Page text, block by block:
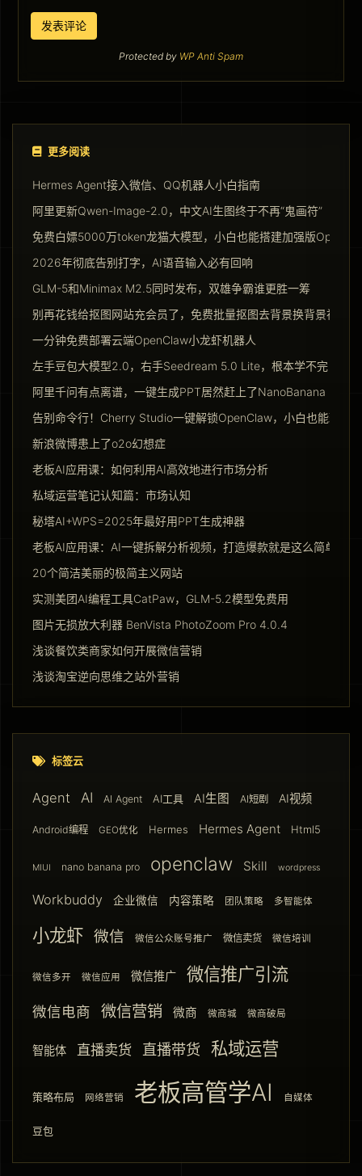
Protected by WP Anti Spam
更多阅读
Hermes Agent接入微信、QQ机器人小白指南
阿里更新Qwen-Image-2.0，中文AI生图终于不再“鬼画符”
免费白嫖5000万token龙猫大模型，小白也能搭建加强版
2026年彻底告别打字，AI语音输入必有回响
GLM-5和Minimax M2.5同时发布，双雄争霸谁更胜一筹
别再花钱给抠图网站充会员了，免费批量抠图去背景换背景神器
一分钟免费部署云端OpenClaw小龙虾机器人
左手豆包大模型2.0，右手Seedream 5.0 Lite，根本学不完
阿里千问有点离谱，一键生成PPT居然赶上了NanoBanana Pro
告别命令行！Cherry Studio一键解锁OpenClaw，小白也能玩转
新浪微博患上了o2o幻想症
老板AI应用课：如何利用AI高效地进行市场分析
私域运营笔记认知篇：市场认知
秘塔AI+WPS=2025年最好用PPT生成神器
老板AI应用课：AI一键拆解分析视频，打造爆款就是这么简单
20个简洁美丽的极简主义网站
实测美团AI编程工具CatPaw，GLM-5.2模型免费用
图片无损放大利器 BenVista PhotoZoom Pro 4.0.4
浅谈餐饮类商家如何开展微信营销
浅谈淘宝逆向思维之站外营销
标签云
Agent AI AI Agent AI工具 AI生图 AI短剧 AI视频
Android编程 GEO优化 Hermes Hermes Agent Html5
MIUI nano banana pro openclaw Skill wordpress
Workbuddy 企业微信 内容策略 团队策略 多智能体
小龙虾 微信 微信公众账号推广 微信卖货 微信培训
微信多开 微信应用 微信推广 微信推广引流
微信电商 微信营销 微商 微商城 微商破局
智能体 直播卖货 直播带货 私域运营
策略布局 网络营销 老板高管学AI 自媒体
豆包